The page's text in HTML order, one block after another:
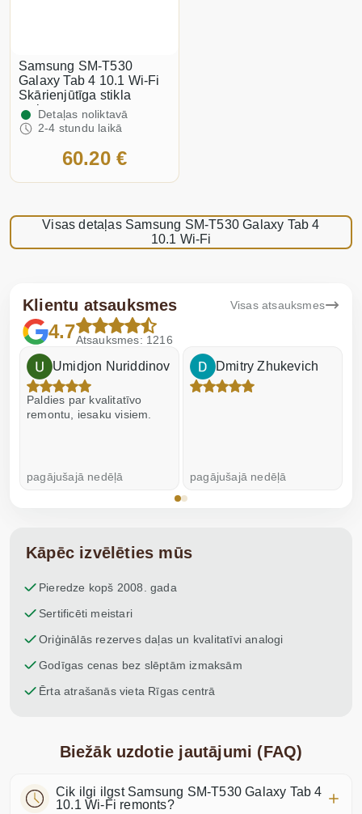
Samsung SM-T530
Galaxy Tab 4 10.1 Wi-Fi
Skārienjūtīga stikla
maiņaDetaļas noliktavā
2-4 stundu laikā
60.20 €
Visas detaļas Samsung SM-T530 Galaxy Tab 4
10.1 Wi-Fi
Klientu atsauksmes Visas atsauksmes
4.7Atsauksmes: 1216
Umidjon Nuriddinov
Paldies par kvalitatīvo
remontu, iesaku visiem.
pagājušajā nedēļā
Dmitry Zhukevich
pagājušajā nedēļā
Kāpēc izvēlēties mūs
Pieredze kopš 2008. gada
Sertificēti meistari
Oriģinālās rezerves daļas un kvalitatīvi analogi
Godīgas cenas bez slēptām izmaksām
Ērta atrašanās vieta Rīgas centrā
Biežāk uzdotie jautājumi (FAQ)
Cik ilgi ilgst Samsung SM-T530 Galaxy Tab 4
10.1 Wi-Fi remonts?